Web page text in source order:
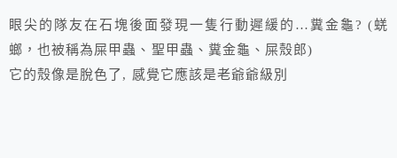
眼尖的隊友在石塊後面發現一隻行動遲緩的…糞金龜? (蜣
螂，也被稱為屎甲蟲、聖甲蟲、糞金龜、屎殼郎)
它的殼像是脫色了, 感覺它應該是老爺爺級別